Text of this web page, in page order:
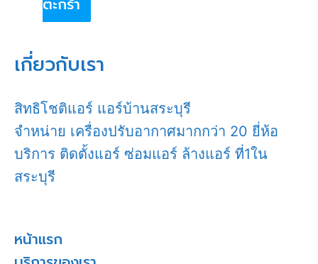
เกี่ยวกับเรา
สิทธิโชติแอร์ แอร์บ้านสระบุรี
จำหน่าย เครื่องปรับอากาศมากกว่า 20 ยี่ห้อ
บริการ ติดตั้งแอร์ ซ่อมแอร์ ล้างแอร์ ที่1ใน
สระบุรี
หน้าแรก